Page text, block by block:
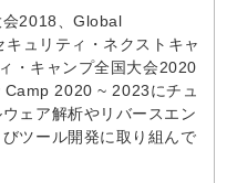
会2018、Global
ュリティ・ネクストキャ
・キャンプ全国大会2020
2020 ~ 2023にチュ
ェア解析やリバースエン
ツール開発に取り組んで